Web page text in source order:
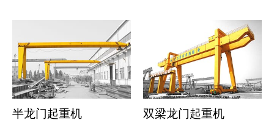
半龙门起重机
双梁龙门起重机